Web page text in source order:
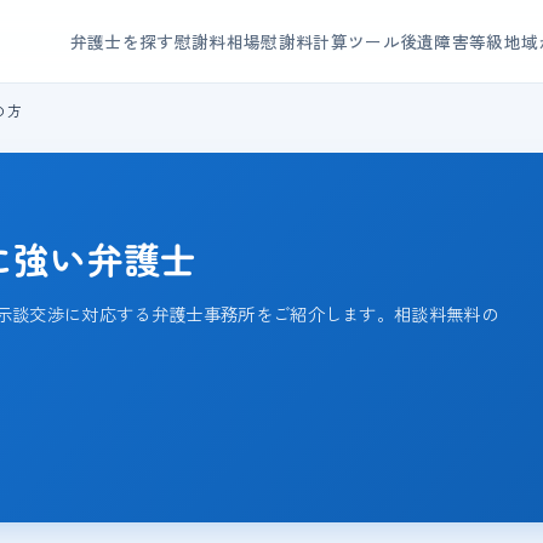
弁護士を探す慰謝料相場慰謝料計算ツール後遺障害等級地
方
い弁護士
交渉に対応する弁護士事務所をご紹介します。相談料無料の